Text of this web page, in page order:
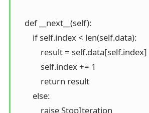
    def __next__(self):
        if self.index < len(self.data):
            result = self.data[self.index]
            self.index += 1
            return result
        else:
            raise StopIteration